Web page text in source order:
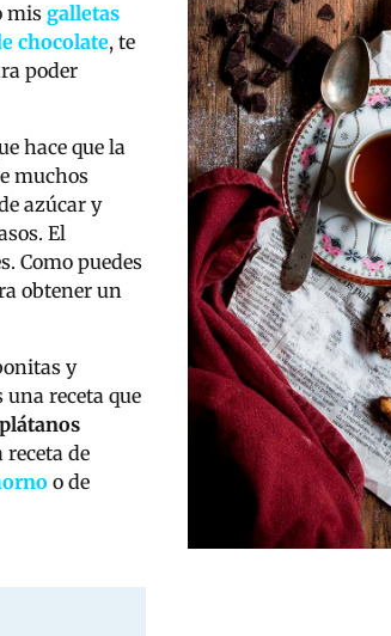
misgalletas
chocolate, te
poder
hace que la
muchos
azúcar y
El
Como puedes
obtener un
y
una receta que
receta de
o de